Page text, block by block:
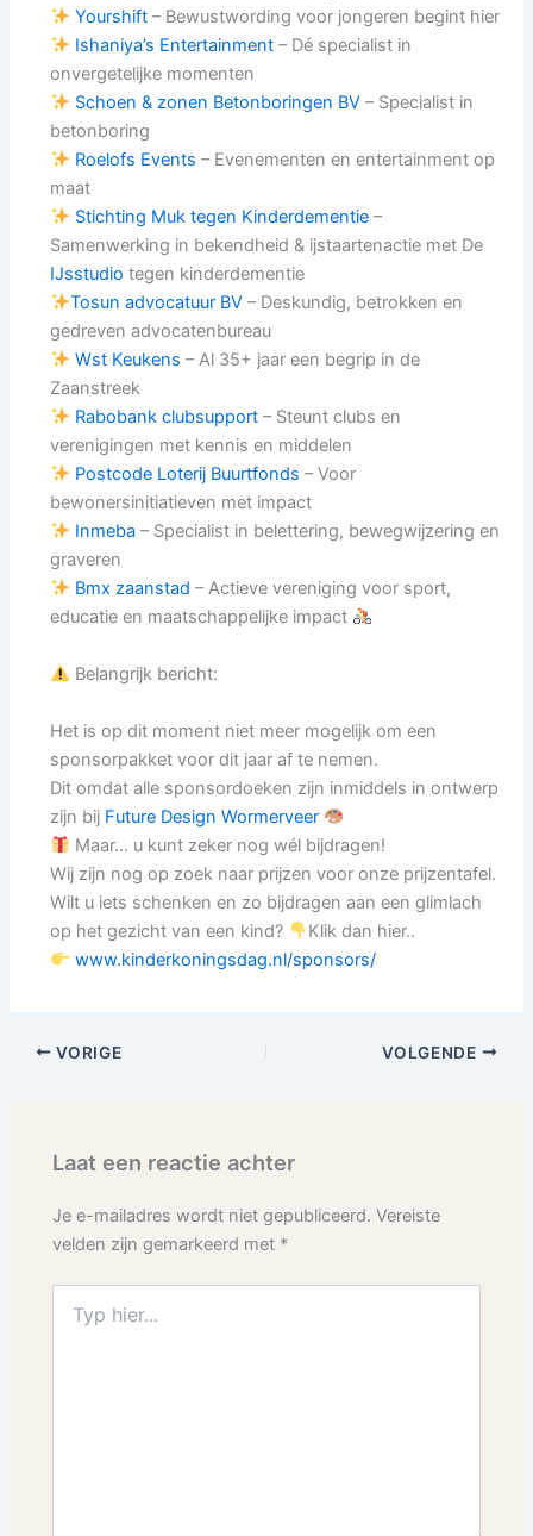
Yourshift – Bewustwording voor jongeren begint hier
Ishaniya’s Entertainment – Dé specialist in
onvergetelijke momenten
Schoen & zonen Betonboringen BV – Specialist in
betonboring
Roelofs Events – Evenementen en entertainment op
maat
Stichting Muk tegen Kinderdementie –
Samenwerking in bekendheid & ijstaartenactie met De
IJsstudio tegen kinderdementie
Tosun advocatuur BV – Deskundig, betrokken en
gedreven advocatenbureau
Wst Keukens – Al 35+ jaar een begrip in de
Zaanstreek
Rabobank clubsupport – Steunt clubs en
verenigingen met kennis en middelen
Postcode Loterij Buurtfonds – Voor
bewonersinitiatieven met impact
Inmeba – Specialist in belettering, bewegwijzering en
graveren
Bmx zaanstad – Actieve vereniging voor sport,
educatie en maatschappelijke impact
Belangrijk bericht:
Het is op dit moment niet meer mogelijk om een
sponsorpakket voor dit jaar af te nemen.
Dit omdat alle sponsordoeken zijn inmiddels in ontwerp
zijn bij Future Design Wormerveer
Maar… u kunt zeker nog wél bijdragen!
Wij zijn nog op zoek naar prijzen voor onze prijzentafel.
Wilt u iets schenken en zo bijdragen aan een glimlach
op het gezicht van een kind?
Klik dan hier..
www.kinderkoningsdag.nl/sponsors/
VORIGE VOLGENDE
Laat een reactie achter
Je e-mailadres wordt niet gepubliceerd. Vereiste
velden zijn gemarkeerd met *
hier...